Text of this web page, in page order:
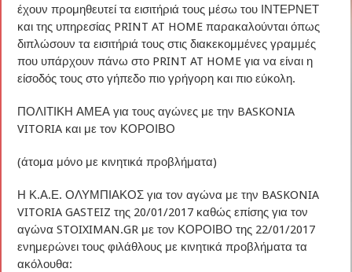
έχουν προμηθευτεί τα εισιτήριά τους μέσω του ΙΝΤΕΡΝΕΤ
και της υπηρεσίας PRINT AT HOME παρακαλούνται όπως
διπλώσουν τα εισιτήριά τους στις διακεκομμένες γραμμές
που υπάρχουν πάνω στο PRINT AT HOME για να είναι η
είσοδός τους στο γήπεδο πιο γρήγορη και πιο εύκολη.
ΠΟΛΙΤΙΚΗ ΑΜΕΑ για τους αγώνες με την BASKONIA
VITORIA και με τον ΚΟΡΟΙΒΟ
(άτομα μόνο με κινητικά προβλήματα)
Η Κ.Α.Ε. ΟΛΥΜΠΙΑΚΟΣ για τον αγώνα με την BASKONIA
VITORIA GASTEIZ της 20/01/2017 καθώς επίσης για τον
αγώνα STOIXIMAN.GR με τον ΚΟΡΟΙΒΟ της 22/01/2017
ενημερώνει τους φιλάθλους με κινητικά προβλήματα τα
ακόλουθα: